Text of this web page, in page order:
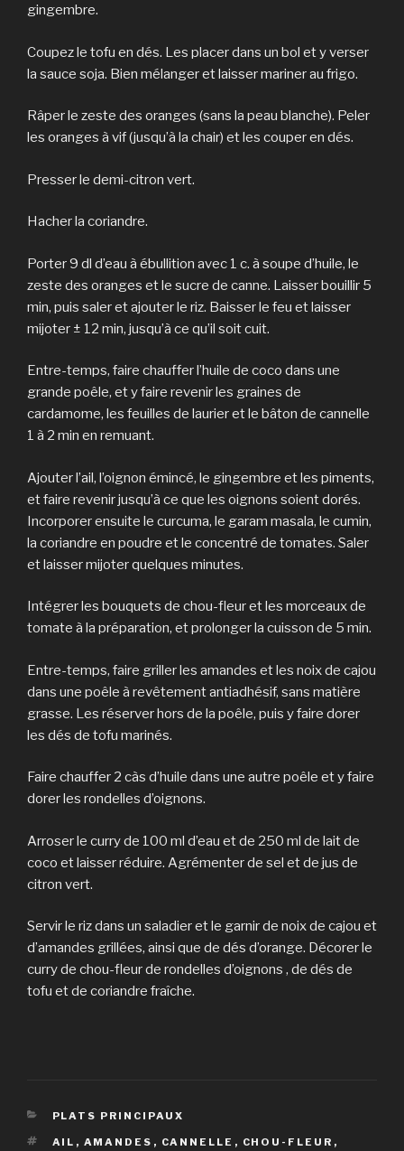
gingembre.
Coupez le tofu en dés. Les placer dans un bol et y verser
la sauce soja. Bien mélanger et laisser mariner au frigo.
Râper le zeste des oranges (sans la peau blanche). Peler
les oranges à vif (jusqu’à la chair) et les couper en dés.
Presser le demi-citron vert.
Hacher la coriandre.
Porter 9 dl d’eau à ébullition avec 1 c. à soupe d’huile, le
zeste des oranges et le sucre de canne. Laisser bouillir 5
min, puis saler et ajouter le riz. Baisser le feu et laisser
mijoter ± 12 min, jusqu’à ce qu’il soit cuit.
Entre-temps, faire chauffer l’huile de coco dans une
grande poêle, et y faire revenir les graines de
cardamome, les feuilles de laurier et le bâton de cannelle
1 à 2 min en remuant.
Ajouter l’ail, l’oignon émincé, le gingembre et les piments,
et faire revenir jusqu’à ce que les oignons soient dorés.
Incorporer ensuite le curcuma, le garam masala, le cumin,
la coriandre en poudre et le concentré de tomates. Saler
et laisser mijoter quelques minutes.
Intégrer les bouquets de chou-fleur et les morceaux de
tomate à la préparation, et prolonger la cuisson de 5 min.
Entre-temps, faire griller les amandes et les noix de cajou
dans une poêle à revêtement antiadhésif, sans matière
grasse. Les réserver hors de la poêle, puis y faire dorer
les dés de tofu marinés.
Faire chauffer 2 càs d’huile dans une autre poêle et y faire
dorer les rondelles d’oignons.
Arroser le curry de 100 ml d’eau et de 250 ml de lait de
coco et laisser réduire. Agrémenter de sel et de jus de
citron vert.
Servir le riz dans un saladier et le garnir de noix de cajou et
d’amandes grillées, ainsi que de dés d’orange. Décorer le
curry de chou-fleur de rondelles d’oignons , de dés de
tofu et de coriandre fraîche.
CATÉGORIES
PLATS PRINCIPAUX
ÉTIQUETTES
AIL , AMANDES , CANNELLE , CHOU-FLEUR ,